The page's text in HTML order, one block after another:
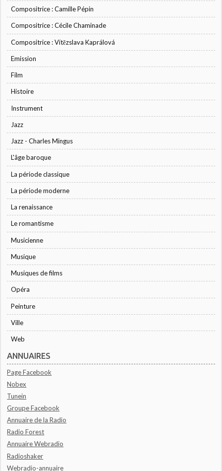
Compositrice : Camille Pépin
Compositrice : Cécile Chaminade
Compositrice : Vítězslava Kaprálová
Emission
Film
Histoire
Instrument
Jazz
Jazz - Charles Mingus
L'âge baroque
La période classique
La période moderne
La renaissance
Le romantisme
Musicienne
Musique
Musiques de films
Opéra
Peinture
Ville
Web
ANNUAIRES
Page Facebook
Nobex
Tunein
Groupe Facebook
Annuaire de la Radio
Radio Forest
Annuaire Webradio
Radioshaker
Webradio-annuaire